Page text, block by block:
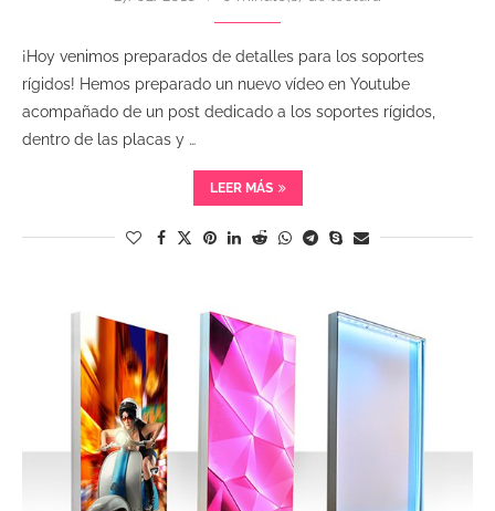
¡Hoy venimos preparados de detalles para los soportes
rígidos! Hemos preparado un nuevo vídeo en Youtube
acompañado de un post dedicado a los soportes rígidos,
dentro de las placas y …
LEER MÁS